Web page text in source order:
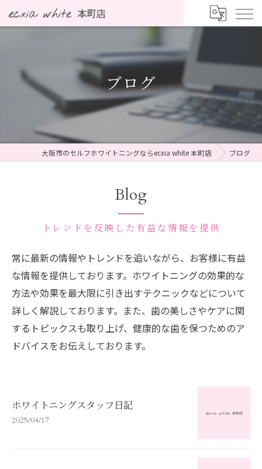
ブログ
大阪市のセルフホワイトニングならecxia white 本町店 ブログ
Blog
トレンドを反映した有益な情報を提供
常に最新の情報やトレンドを追いながら、お客様に有益
な情報を提供しております。ホワイトニングの効果的な
方法や効果を最大限に引き出すテクニックなどについて
詳しく解説しております。また、歯の美しさやケアに関
するトピックスも取り上げ、健康的な歯を保つためのア
ドバイスをお伝えしております。
ホワイトニングスタッフ日記
2025/04/17